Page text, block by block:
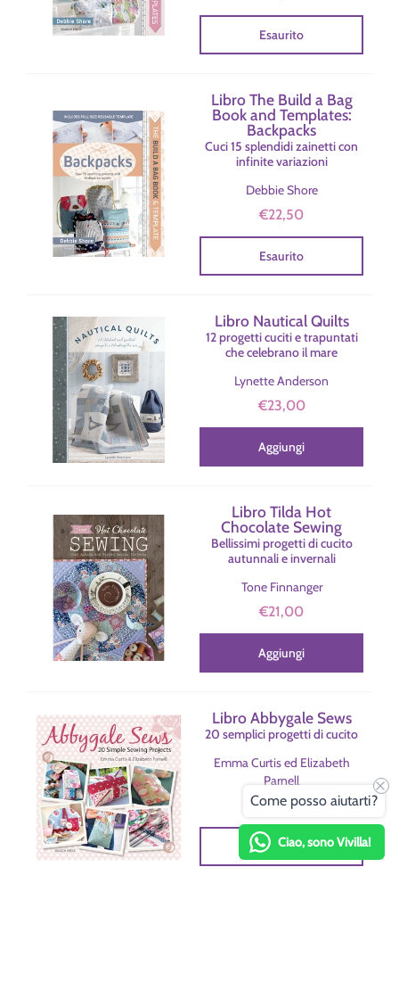
Esaurito
Libro The Build a Bag
Book and Templates:
Backpacks
Cuci 15 splendidi zainetti con
infinite variazioni
Debbie Shore
€22,50
Esaurito
Libro Nautical Quilts
12 progetti cuciti e trapuntati
che celebrano il mare
Lynette Anderson
€23,00
Aggiungi
Libro Tilda Hot
Chocolate Sewing
Bellissimi progetti di cucito
autunnali e invernali
Tone Finnanger
€21,00
Aggiungi
Libro Abbygale Sews
20 semplici progetti di cucito
Emma Curtis ed Elizabeth
Parnell
€11,90
Esaurito
Ciao, sono Vivilla!
Come posso aiutarti?